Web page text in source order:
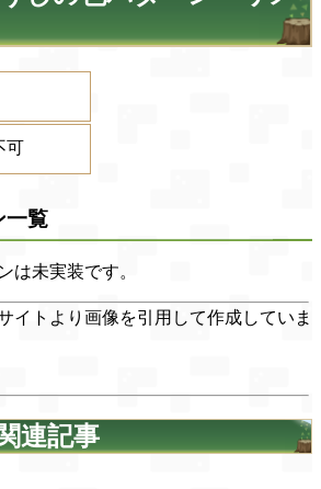
可
一覧
は未実装です。
イトより画像を引用して作成していま
連記事